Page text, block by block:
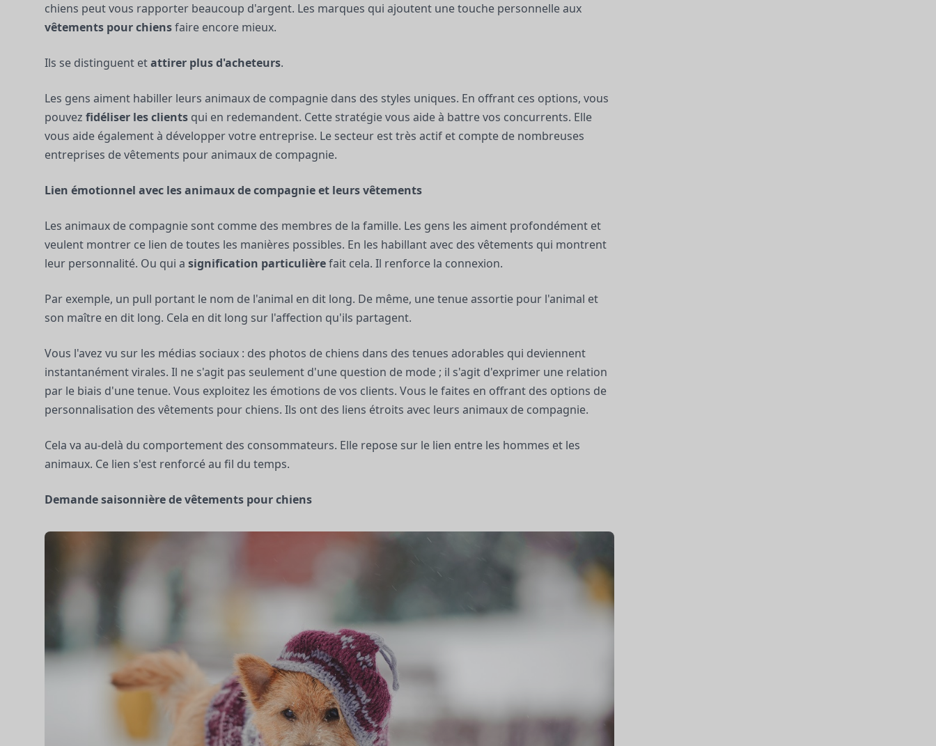
chiens peut vous rapporter beaucoup d'argent. Les marques qui ajoutent une touche personnelle aux
vêtements pour chiensfaire encore mieux.
Ils se distinguent etattirer plus d'acheteurs.
Les gens aiment habiller leurs animaux de compagnie dans des styles uniques. En offrant ces options, vous
pouvez fidéliser les clients qui en redemandent. Cette stratégie vous aide à battre vos concurrents. Elle
vous aide également à développer votre entreprise. Le secteur est très actif et compte de nombreuses
entreprises de vêtements pour animaux de compagnie.
Lien émotionnel avec les animaux de compagnie et leurs vêtements
Les animaux de compagnie sont comme des membres de la famille. Les gens les aiment profondément et
veulent montrer ce lien de toutes les manières possibles. En les habillant avec des vêtements qui montrent
leur personnalité. Ou qui a signification particulièrefait cela. Il renforce la connexion.
Par exemple, un pull portant le nom de l'animal en dit long. De même, une tenue assortie pour l'animal et
son maître en dit long. Cela en dit long sur l'affection qu'ils partagent.
Vous l'avez vu sur les médias sociaux : des photos de chiens dans des tenues adorables qui deviennent
instantanément virales. Il ne s'agit pas seulement d'une question de mode ; il s'agit d'exprimer une relation
par le biais d'une tenue. Vous exploitez les émotions de vos clients. Vous le faites en offrant des options de
personnalisation des vêtements pour chiens. Ils ont des liens étroits avec leurs animaux de compagnie.
Cela va au-delà du comportement des consommateurs. Elle repose sur le lien entre les hommes et les
animaux. Ce lien s'est renforcé au fil du temps.
Demande saisonnière de vêtements pour chiens